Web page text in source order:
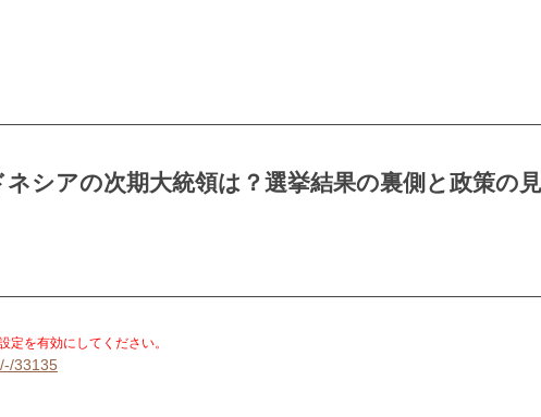
シアの次期大統領は？選挙結果の裏側と政策の
定を有効にしてください。
33135